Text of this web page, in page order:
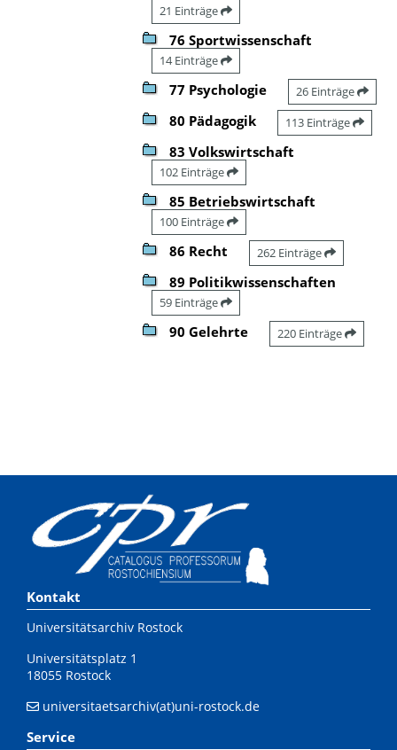
21 Einträge
76 Sportwissenschaft
14 Einträge
77 Psychologie 26 Einträge
80 Pädagogik 113 Einträge
83 Volkswirtschaft
102 Einträge
85 Betriebswirtschaft
100 Einträge
86 Recht 262 Einträge
89 Politikwissenschaften
59 Einträge
90 Gelehrte 220 Einträge
Kontakt
Universitätsarchiv Rostock
Universitätsplatz 1
18055 Rostock
universitaetsarchiv(at)uni-rostock.de
Service